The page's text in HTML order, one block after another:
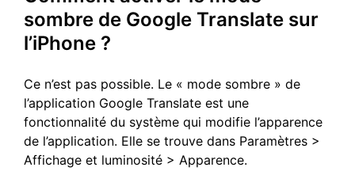
sombre de Google Translate sur
l’iPhone ?
Ce n’est pas possible. Le « mode sombre » de
l’application Google Translate est une
fonctionnalité du système qui modifie l’apparence
de l’application. Elle se trouve dans Paramètres >
Affichage et luminosité > Apparence.